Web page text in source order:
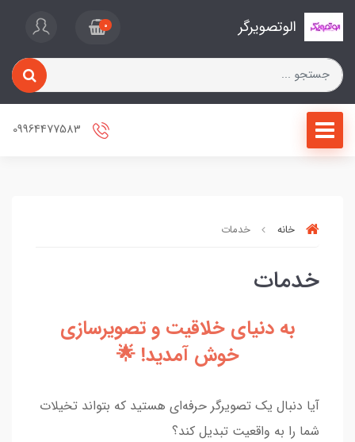
الوتصویرگر 0
خانه خدمات
خدمات
به دنیای خلاقیت و تصویرسازی
خوش آمدید! 🌟
آیا دنبال یک تصویرگر حرفه‌ای هستید که بتواند تخیلات
شما را به واقعیت تبدیل کند؟